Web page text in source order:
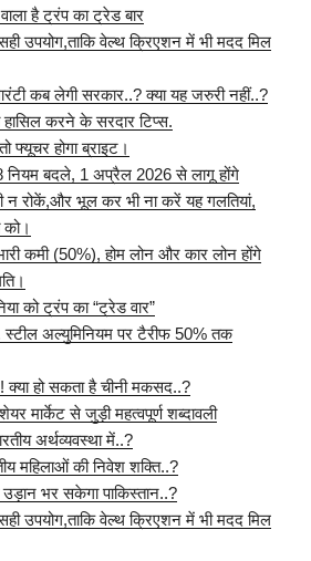
है ट्रंप का ट्रेड बार
उपयोग,ताकि वेल्थ क्रिएशन में भी मदद मिल
कब लेगी सरकार..? क्या यह जरुरी नहीं..?
करने के सरदार टिप्स.
फ्यूचर होगा ब्राइट।
नियम बदले, 1 अप्रैल 2026 से लागू होंगे
न रोकें,और भूल कर भी ना करें यह गलतियां,
कमी (50%), होम लोन और कार लोन होंगे
को ट्रंप का “ट्रेड वार”
स्टील अल्युमिनियम पर टैरीफ 50% तक
क्या हो सकता है चीनी मकसद..?
मार्केट से जुड़ी महत्वपूर्ण शब्दावली
अर्थव्यवस्था में..?
महिलाओं की निवेश शक्ति..?
भर सकेगा पाकिस्तान..?
उपयोग,ताकि वेल्थ क्रिएशन में भी मदद मिल